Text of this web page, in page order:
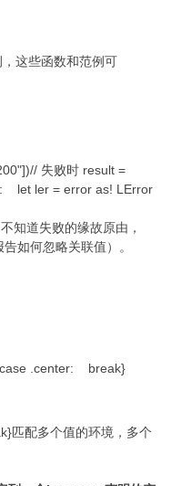
这些函数和范例可
失败时 result =
let ler = error as! LError
知道失败的缘故原由，
如何忽略关联值）。
.center: break}
配多个值的环境，多个